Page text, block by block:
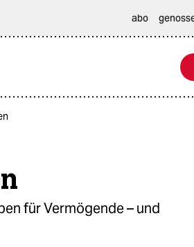
abo
für Vermögende – und